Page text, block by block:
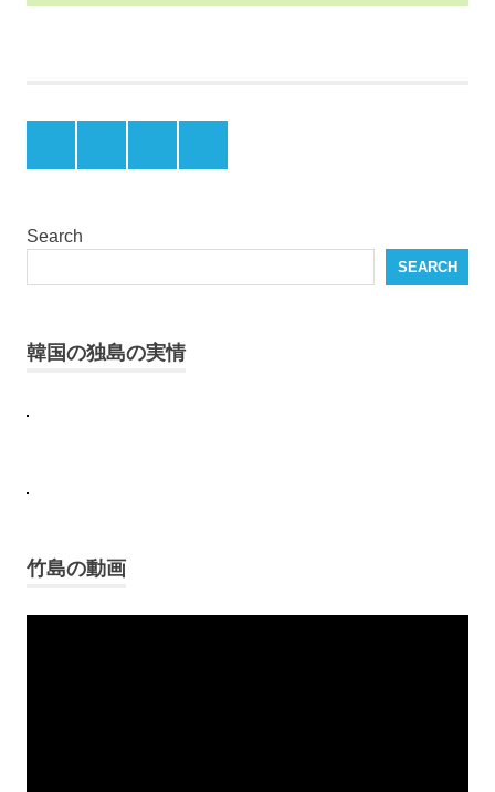
問題
史
日
の
竹
Search
SEARCH
韓国の独島の実情
竹島の動画